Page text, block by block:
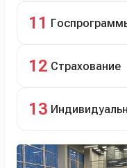
программе
11
12 Страхование
бонусами для
13
оформлением.